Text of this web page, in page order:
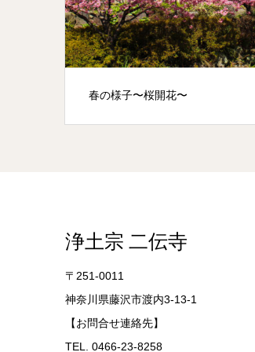
春の様子〜桜開花〜
浄土宗 二伝寺
〒251-0011
神奈川県藤沢市渡内3-13-1
【お問合せ連絡先】
TEL. 0466-23-8258